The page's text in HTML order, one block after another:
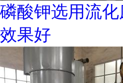
磷酸钾选用流
效果好